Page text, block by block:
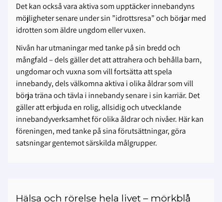
Det kan också vara aktiva som upptäcker innebandyns
möjligheter senare under sin ”idrottsresa” och börjar med
idrotten som äldre ungdom eller vuxen.
Nivån har utmaningar med tanke på sin bredd och
mångfald – dels gäller det att attrahera och behålla barn,
ungdomar och vuxna som vill fortsätta att spela
innebandy, dels välkomna aktiva i olika åldrar som vill
börja träna och tävla i innebandy senare i sin karriär. Det
gäller att erbjuda en rolig, allsidig och utvecklande
innebandyverksamhet för olika åldrar och nivåer. Här kan
föreningen, med tanke på sina förutsättningar, göra
satsningar gentemot särskilda målgrupper.
Hälsa och rörelse hela livet – mörkblå